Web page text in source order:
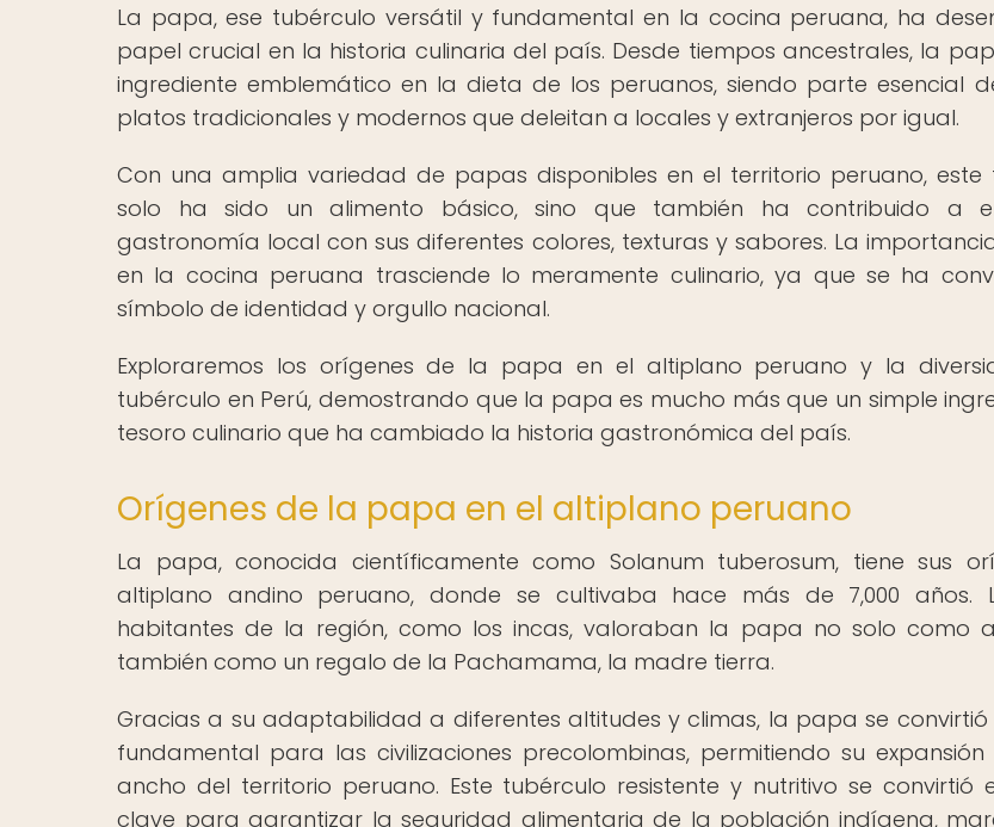
La papa, ese tubérculo versátil y fundamental en la cocina peruana, ha
papel crucial en la historia culinaria del país. Desde tiempos ancestrales, la
ingrediente emblemático en la dieta de los peruanos, siendo parte esencial
platos tradicionales y modernos que deleitan a locales y extranjeros por igual.
Con una amplia variedad de papas disponibles en el territorio peruano, este
solo ha sido un alimento básico, sino que también ha contribuido a
gastronomía local con sus diferentes colores, texturas y sabores. La
en la cocina peruana trasciende lo meramente culinario, ya que se ha
símbolo de identidad y orgullo nacional.
Exploraremos los orígenes de la papa en el altiplano peruano y la
tubérculo en Perú, demostrando que la papa es mucho más que un simple
tesoro culinario que ha cambiado la historia gastronómica del país.
Orígenes de la papa en el altiplano peruano
La papa, conocida científicamente como Solanum tuberosum, tiene sus
altiplano andino peruano, donde se cultivaba hace más de 7,000 años.
habitantes de la región, como los incas, valoraban la papa no solo como
también como un regalo de la Pachamama, la madre tierra.
Gracias a su adaptabilidad a diferentes altitudes y climas, la papa se convirtió
fundamental para las civilizaciones precolombinas, permitiendo su
ancho del territorio peruano. Este tubérculo resistente y nutritivo se convirtió
clave para garantizar la seguridad alimentaria de la población indígena,